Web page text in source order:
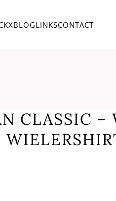
BLOGLINKSCONTACT
CLASSIC